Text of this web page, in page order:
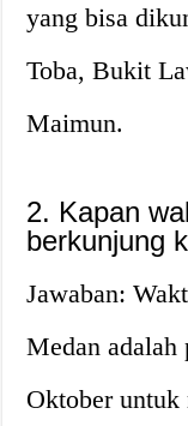
yang bisa
Toba, Bukit
Maimun.
2. Kapan
berkunjung
Jawaban:
Medan
Oktober